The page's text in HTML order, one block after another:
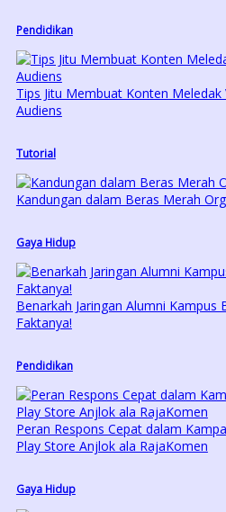
Pendidikan
Tips Jitu Membuat Konten Meledak
Audiens
Tutorial
Kandungan dalam Beras Merah
Gaya Hidup
Benarkah Jaringan Alumni Kampus
Faktanya!
Pendidikan
Peran Respons Cepat dalam
Play Store Anjlok ala RajaKomen
Gaya Hidup